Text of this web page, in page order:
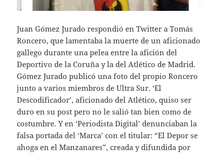
Juan Gómez Jurado respondió en Twitter a Tomás
Roncero, que lamentaba la muerte de un aficionado
gallego durante una pelea entre la afición del
Deportivo de la Coruña y la del Atlético de Madrid.
Gómez Jurado publicó una foto del propio Roncero
junto a varios miembros de Ultra Sur. ‘El
Descodificador’, aficionado del Atlético, quiso ser
duro en su post pero no le salió tan bien como de
costumbre. Y en ‘Periodista Digital’ denunciaban la
falsa portada del ‘Marca’ con el titular: “El Depor se
ahoga en el Manzanares”, creada y difundida por